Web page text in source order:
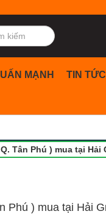
MẠNH TIN TỨC
Tân Phú ) mua tại Hải
Phú ) mua tại Hải